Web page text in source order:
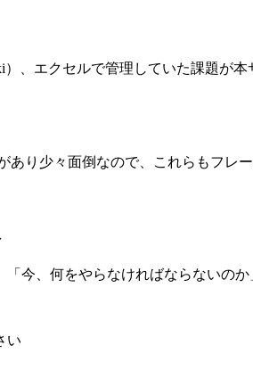
、エクセルで管理していた課題が
あり少々面倒なので、これらもフレ
今、何をやらなければならないのか
い